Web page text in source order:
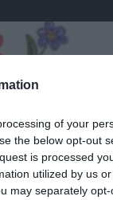
of your
the below opt-out
is processed
utilized by us
may separately